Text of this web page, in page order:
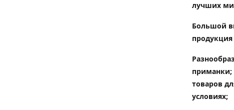
лучших
Большой
приманки;
товаров
условиях;